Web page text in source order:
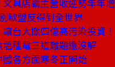
具店霸主營收逆勢年年增
歐盟反得到全世界
台大撤四億高污染投資！
種電三道難題還沒解
各方面寒冬正開始